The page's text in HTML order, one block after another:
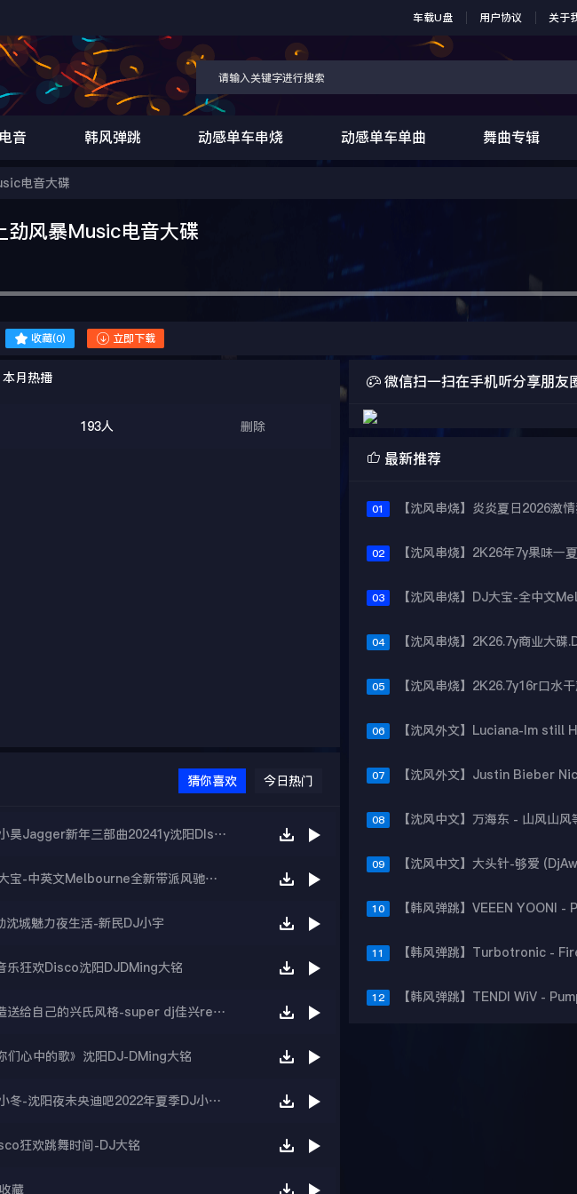
车载U盘 用户协议 关于
音 韩风弹跳 动感单车串烧 动感单车单曲 舞曲专辑
电音大碟
劲风暴Music电音大碟
 收藏(0)  立即下载
本月热播
193人 删除
猜你喜欢 今日热门
【沈风串烧】DJ小昊Jagger新年三部曲20241y沈阳DIsco现场第一场舞动时间
【沈风串烧】DJ大宝-中英文Melbourne全新带派风驰电掣重低音上劲风暴MUSIC慢摇大碟
沈城魅力夜生活-新民DJ小宇
乐狂欢Disco沈阳DJDMing大铭
super dj佳兴打造送给自己的兴氏风格-super dj佳兴remix
们心中的歌》沈阳DJ-DMing大铭
【沈风串烧】DJ小冬-沈阳夜未央迪吧2022年夏季DJ小鱼儿现场
狂欢跳舞时间-DJ大铭
藏
微信扫一扫在手机听分享朋友
 最新推荐
01
02
03
04
05
06
07
08
09
10
11
12